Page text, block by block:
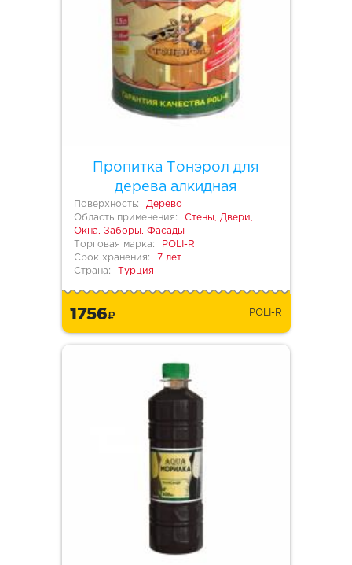
Пропитка Тонэрол для
дерева алкидная
Поверхность:
Дерево
Область применения:
Стены, Двери,
Окна, Заборы, Фасады
Торговая марка:
POLI-R
Срок хранения:
7 лет
Страна:
Турция
1756 POLI-R